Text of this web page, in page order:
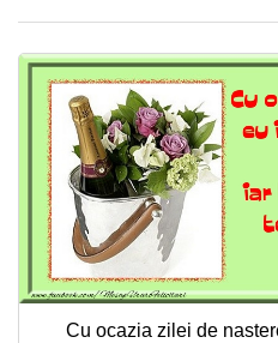
Cu ocazia zilei de